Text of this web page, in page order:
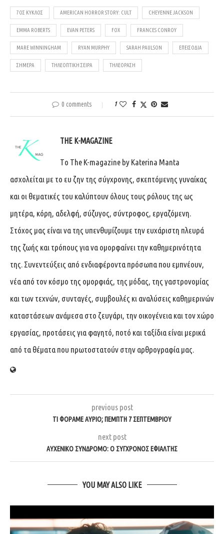
7ΟΣ ΚΥΚΛΟΣ AMERICAN HORROR STORY: CULT CHEYENNE JACKSON
EMMA ROBERTS EVAN PETERS FOX FRANCES CONROY
MARE WINNINGHAM RYAN MURPHY SARAH PAULSON ΕΠΕΙΣΟΔΊΑ
ΣΗΜΕΡΑ ΤΗΛΕΟΠΤΙΚΉ ΣΕΙΡΆ ΤΗΛΕΌΡΑΣΗ
0 comments 1
THE K-MAGAZINE
Tο The K-magazine by Katerina Manta
ασχολείται με το ευ ζην της σύγχρονης, σκεπτόμενης γυναίκας
και οι θεματικές του καλύπτουν όλους τους ρόλους της ως
μητέρα, κόρη, αδελφή, σύζυγος, σύντροφος, εργαζόμενη.
Στόχος μας είναι να της υπενθυμίζουμε την ευχάριστη πλευρά
της ζωής και τρόπους για να ομορφαίνει την καθημερινότητα
της. Συνεντεύξεις από ενδιαφέροντα πρόσωπα που εμπνέουν,
νέα από τον κόσμο της ομορφιάς, της μόδας, της γαστρονομίας
και των τεχνών, συνταγές, συμβουλές κι αναλύσεις καθημερινών
καταστάσεων ανάμεσα στο ζευγάρι, την οικογένεια και τον χώρο
εργασίας, προτάσεις για φαγητό, ποτό και ταξίδια είναι μερικά
από τα θέματα που πρωτοστατούν στην αρθρογραφία μας.
previous post
ΤΙ ΦΟΡΆΜΕ ΑΎΡΙΟ; ΠΈΜΠΤΗ 7 ΣΕΠΤΕΜΒΡΊΟΥ
next post
ΑΥΧΕΝΙΚΌ ΣΎΝΔΡΟΜΟ: Ο ΣΎΓΧΡΟΝΟΣ ΕΦΙΆΛΤΗΣ
YOU MAY ALSO LIKE